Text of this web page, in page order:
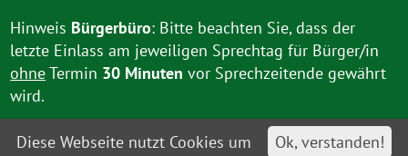
Hinweis Bürgerbüro: Bitte beachten Sie, dass der
letzte Einlass am jeweiligen Sprechtag für Bürger/in
ohneTermin 30 Minuten vor Sprechzeitende gewährt
wird.
Ok, verstanden!
Diese Webseite nutzt Cookies um